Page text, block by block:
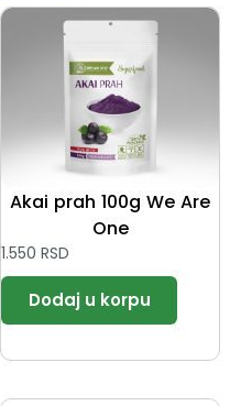
Akai prah 100g We Are
One
1.550 RSD